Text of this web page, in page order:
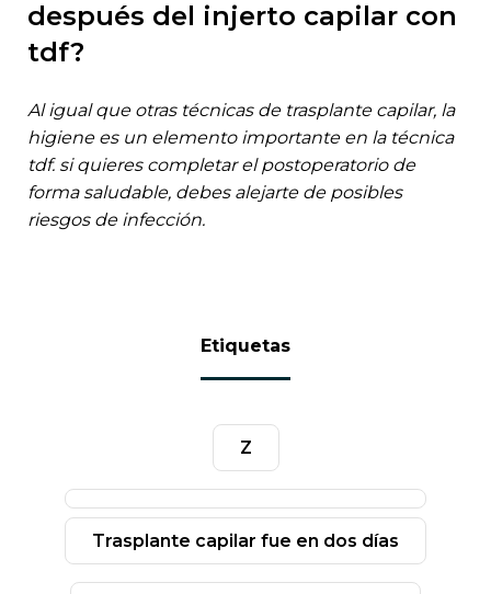
después del injerto capilar con
tdf?
al igual que otras técnicas de trasplante capilar, la
higiene es un elemento importante en la técnica
tdf. si quieres completar el postoperatorio de
forma saludable, debes alejarte de posibles
riesgos de infección.
etiquetas
z
trasplante capilar fue en dos días